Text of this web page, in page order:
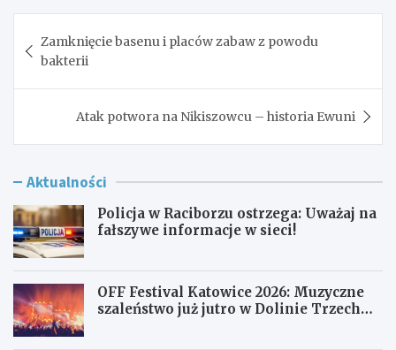
wpisu
Zamknięcie basenu i placów zabaw z powodu
bakterii
Atak potwora na Nikiszowcu – historia Ewuni
Aktualności
Policja w Raciborzu ostrzega: Uważaj na
fałszywe informacje w sieci!
OFF Festival Katowice 2026: Muzyczne
szaleństwo już jutro w Dolinie Trzech